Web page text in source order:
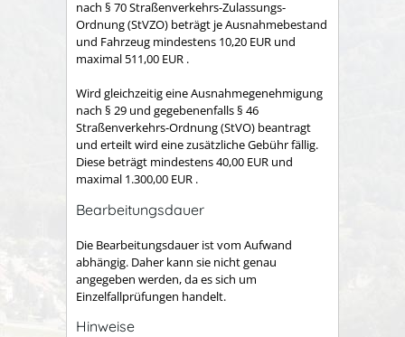
nach § 70 Straßenverkehrs-Zulassungs-
Ordnung (StVZO) beträgt je Ausnahmebestand
und Fahrzeug mindestens 10,20 EUR und
maximal 511,00 EUR .
Wird gleichzeitig eine Ausnahmegenehmigung
nach § 29 und gegebenenfalls § 46
Straßenverkehrs-Ordnung (StVO) beantragt
und erteilt wird eine zusätzliche Gebühr fällig.
Diese beträgt mindestens 40,00 EUR und
maximal 1.300,00 EUR .
Bearbeitungsdauer
Die Bearbeitungsdauer ist vom Aufwand
abhängig. Daher kann sie nicht genau
angegeben werden, da es sich um
Einzelfallprüfungen handelt.
Hinweise